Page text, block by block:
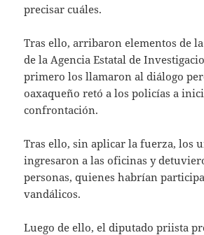
precisar cuáles.
Tras ello, arribaron elementos de
de la Agencia Estatal de
primero los llamaron al diálogo
oaxaqueño retó a los policías a
confrontación.
Tras ello, sin aplicar la fuerza, los
ingresaron a las oficinas y
personas, quienes habrían
vandálicos.
Luego de ello, el diputado priista